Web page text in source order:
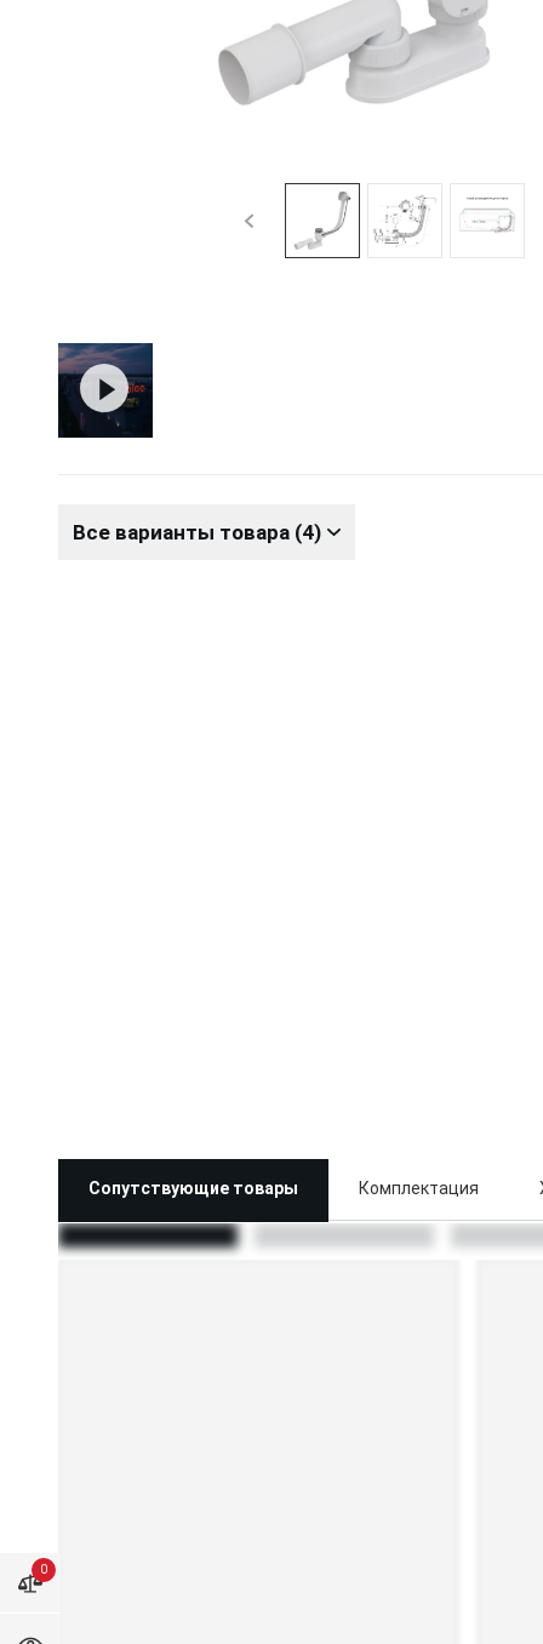
0
Все варианты товара (4)
Сопутствующие товары Комплектация